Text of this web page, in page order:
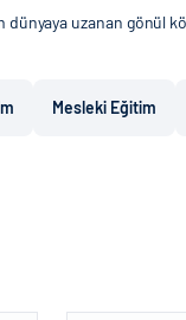
dünyaya uzanan gönül
Mesleki Eğitim